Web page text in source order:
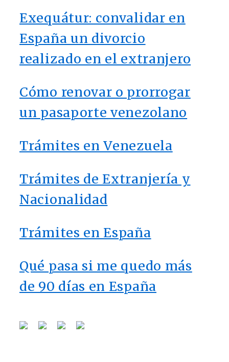
Exequátur: convalidar en
España un divorcio
realizado en el extranjero
Cómo renovar o prorrogar
un pasaporte venezolano
Trámites en Venezuela
Trámites de Extranjería y
Nacionalidad
Trámites en España
Qué pasa si me quedo más
de 90 días en España